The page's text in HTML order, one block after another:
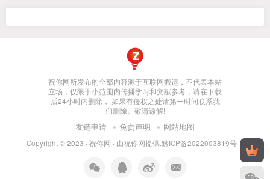
祝你网所发布的全部内容源于互联网搬运，不代表本站
立场，仅限于小范围内传播学习和文献参考，请在下载
后24小时内删除， 如果有侵权之处请第一时间联系我
们删除。敬请谅解!
友链申请 免责声明 网站地图
Copyright © 2023 · 祝你网 · 由祝你网提供.黔ICP备2022003819号-1